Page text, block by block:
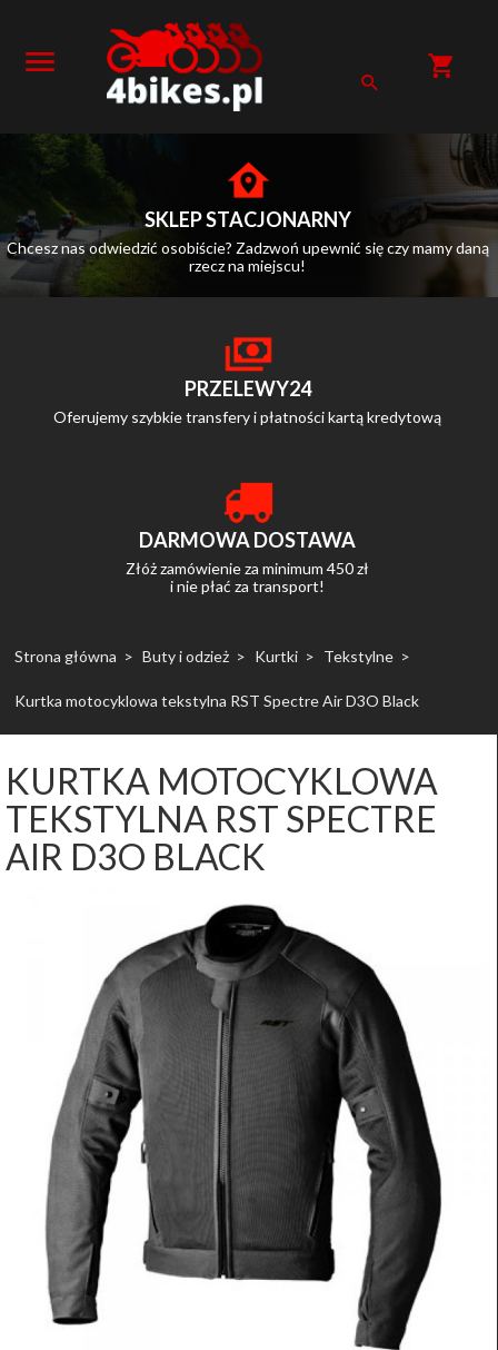
SKLEP STACJONARNY
Chcesz nas odwiedzić osobiście? Zadzwoń upewnić się czy mamy daną
rzecz na miejscu!
PRZELEWY24
Oferujemy szybkie transfery i płatności kartą kredytową
DARMOWA DOSTAWA
Złóż zamówienie za minimum 450 zł
i nie płać za transport!
Strona główna Buty i odzież Kurtki Tekstylne
Kurtka motocyklowa tekstylna RST Spectre Air D3O Black
KURTKA MOTOCYKLOWA
TEKSTYLNA RST SPECTRE
AIR D3O BLACK